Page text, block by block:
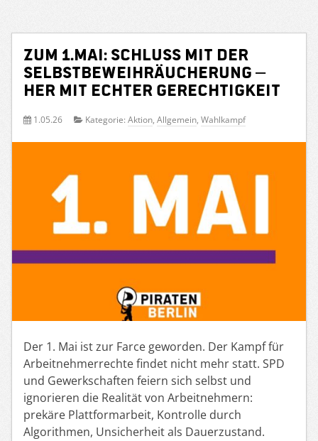
Zum 1.Mai: Schluss mit der
Selbstbeweihräucherung –
her mit echter Gerechtigkeit
1.05.26 Kategorie: Aktion, Allgemein, Wahlkampf
Der 1. Mai ist zur Farce geworden. Der Kampf für
Arbeitnehmerrechte findet nicht mehr statt. SPD
und Gewerkschaften feiern sich selbst und
ignorieren die Realität von Arbeitnehmern:
prekäre Plattformarbeit, Kontrolle durch
Algorithmen, Unsicherheit als Dauerzustand.